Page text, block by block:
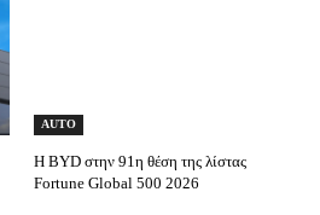
AUTO
Η BYD στην 91η θέση της λίστας
Fortune Global 500 2026